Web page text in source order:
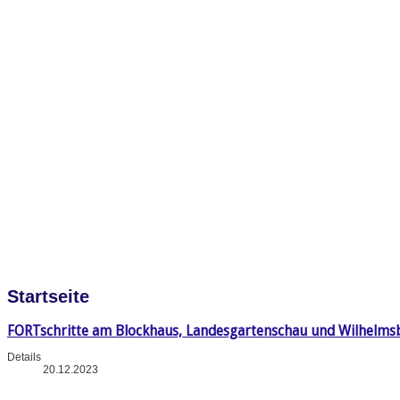
Startseite
FORTschritte am Blockhaus, Landesgartenschau und
Details
20.12.2023